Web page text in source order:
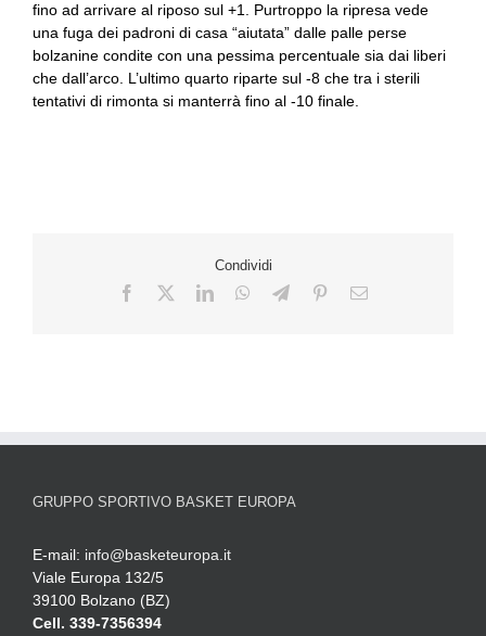
fino ad arrivare al riposo sul +1. Purtroppo la ripresa vede
una fuga dei padroni di casa “aiutata” dalle palle perse
bolzanine condite con una pessima percentuale sia dai liberi
che dall’arco. L’ultimo quarto riparte sul -8 che tra i sterili
tentativi di rimonta si manterrà fino al -10 finale.
Condividi
GRUPPO SPORTIVO BASKET EUROPA
E-mail: info@basketeuropa.it
Viale Europa 132/5
39100 Bolzano (BZ)
Cell. 339-7356394